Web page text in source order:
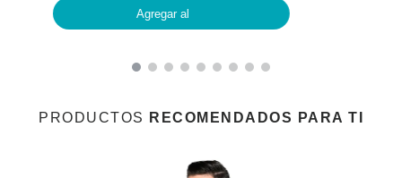
Agregar al
PRODUCTOS RECOMENDADOS PARA TI